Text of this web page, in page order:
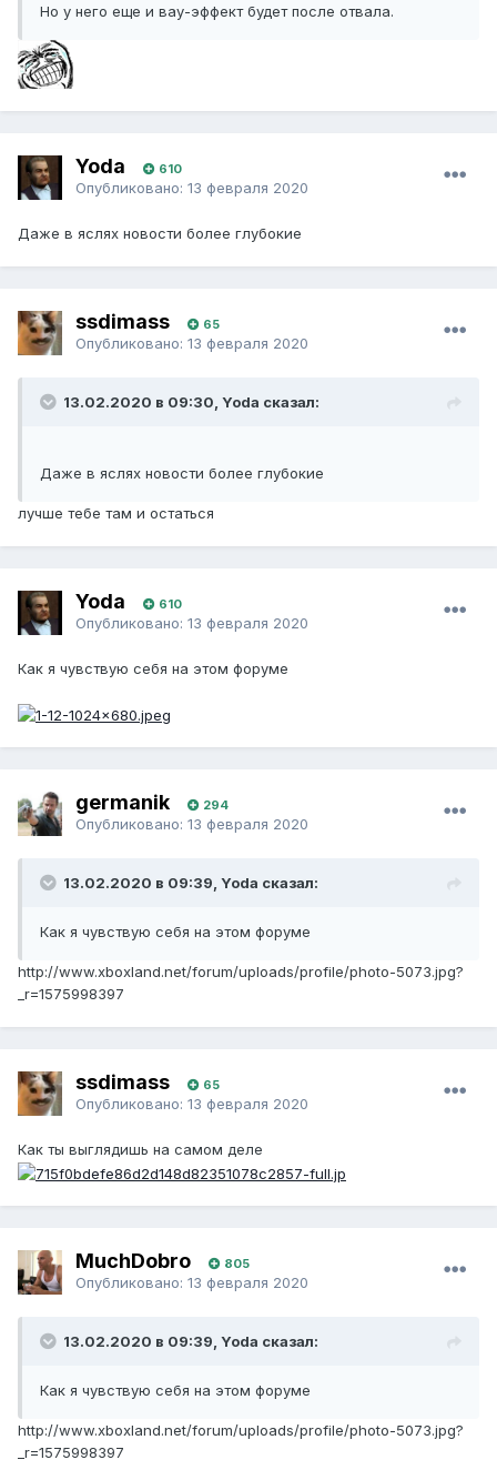
Но у него еще и вау-эффект будет после отвала.
Yoda 610
Опубликовано: 13 февраля 2020
Даже в яслях новости более глубокие
ssdimass 65
Опубликовано: 13 февраля 2020
13.02.2020 в 09:30, Yoda сказал:
Даже в яслях новости более глубокие
лучше тебе там и остаться
Yoda 610
Опубликовано: 13 февраля 2020
Как я чувствую себя на этом форуме
germanik 294
Опубликовано: 13 февраля 2020
13.02.2020 в 09:39, Yoda сказал:
Как я чувствую себя на этом форуме
http://www.xboxland.net/forum/uploads/profile/photo-5073.jpg?
_r=1575998397
ssdimass 65
Опубликовано: 13 февраля 2020
Как ты выглядишь на самом деле
MuchDobro 805
Опубликовано: 13 февраля 2020
13.02.2020 в 09:39, Yoda сказал:
Как я чувствую себя на этом форуме
http://www.xboxland.net/forum/uploads/profile/photo-5073.jpg?
_r=1575998397